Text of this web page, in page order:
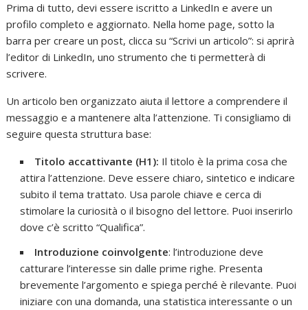
Prima di tutto, devi essere iscritto a LinkedIn e avere un
profilo completo e aggiornato. Nella home page, sotto la
barra per creare un post, clicca su “Scrivi un articolo”: si aprirà
l’editor di LinkedIn, uno strumento che ti permetterà di
scrivere.
Un articolo ben organizzato aiuta il lettore a comprendere il
messaggio e a mantenere alta l’attenzione. Ti consigliamo di
seguire questa struttura base:
Titolo accattivante (H1): Il titolo è la prima cosa che
attira l’attenzione. Deve essere chiaro, sintetico e indicare
subito il tema trattato. Usa parole chiave e cerca di
stimolare la curiosità o il bisogno del lettore. Puoi inserirlo
dove c’è scritto “Qualifica”.
Introduzione coinvolgente: l’introduzione deve
catturare l’interesse sin dalle prime righe. Presenta
brevemente l’argomento e spiega perché è rilevante. Puoi
iniziare con una domanda, una statistica interessante o un